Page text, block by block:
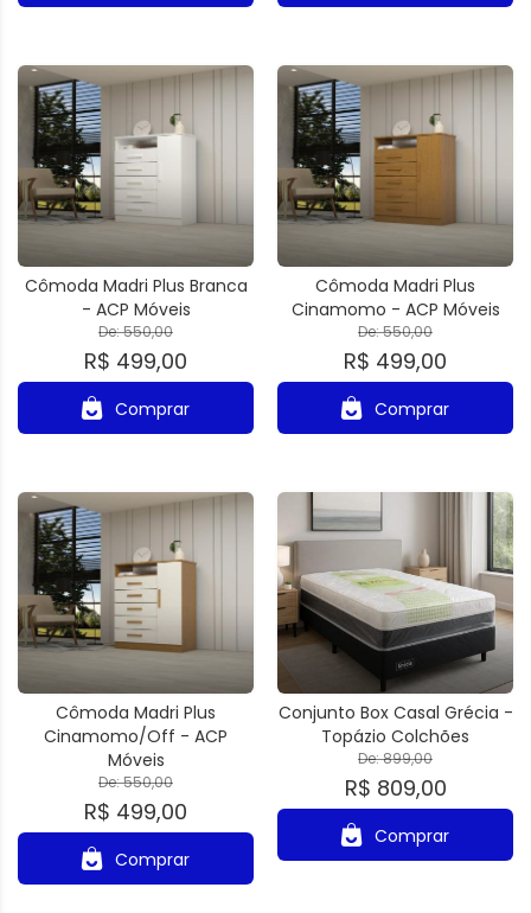
Cômoda Madri Plus Branca
- ACP Móveis
De: 550,00
R$ 499,00
Comprar
Cômoda Madri Plus
Cinamomo - ACP Móveis
De: 550,00
R$ 499,00
Comprar
Cômoda Madri Plus
Cinamomo/Off - ACP
Móveis
De: 550,00
R$ 499,00
Comprar
Conjunto Box Casal Grécia -
Topázio Colchões
De: 899,00
R$ 809,00
Comprar